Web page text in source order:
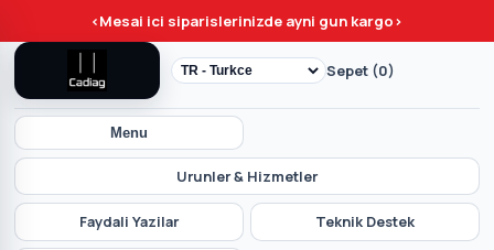
<Mesai ici siparislerinizde ayni gun kargo>
Menu
Urunler & Hizmetler
Faydali Yazilar Teknik Destek
Sepet (0)